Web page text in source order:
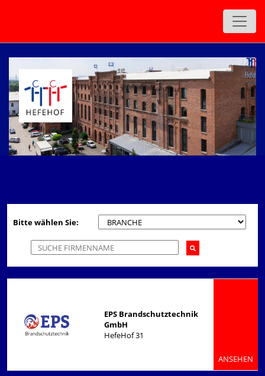
zurück
Bitte wählen Sie:
EPS Brandschutztechnik
GmbH
HefeHof 31
ANSEHEN